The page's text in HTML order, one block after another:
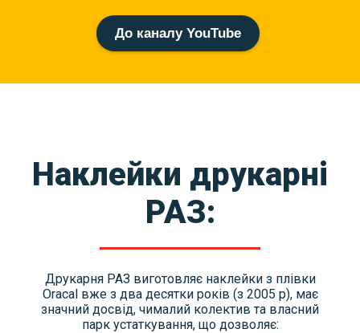
До каналу YouTube
Наклейки друкарні
РАЗ:
Друкарня РАЗ виготовляє наклейки з плівки
Oracal вже з два десятки років (з 2005 р), має
значний досвід, чималий колектив та власний
парк устаткування, що дозволяє: